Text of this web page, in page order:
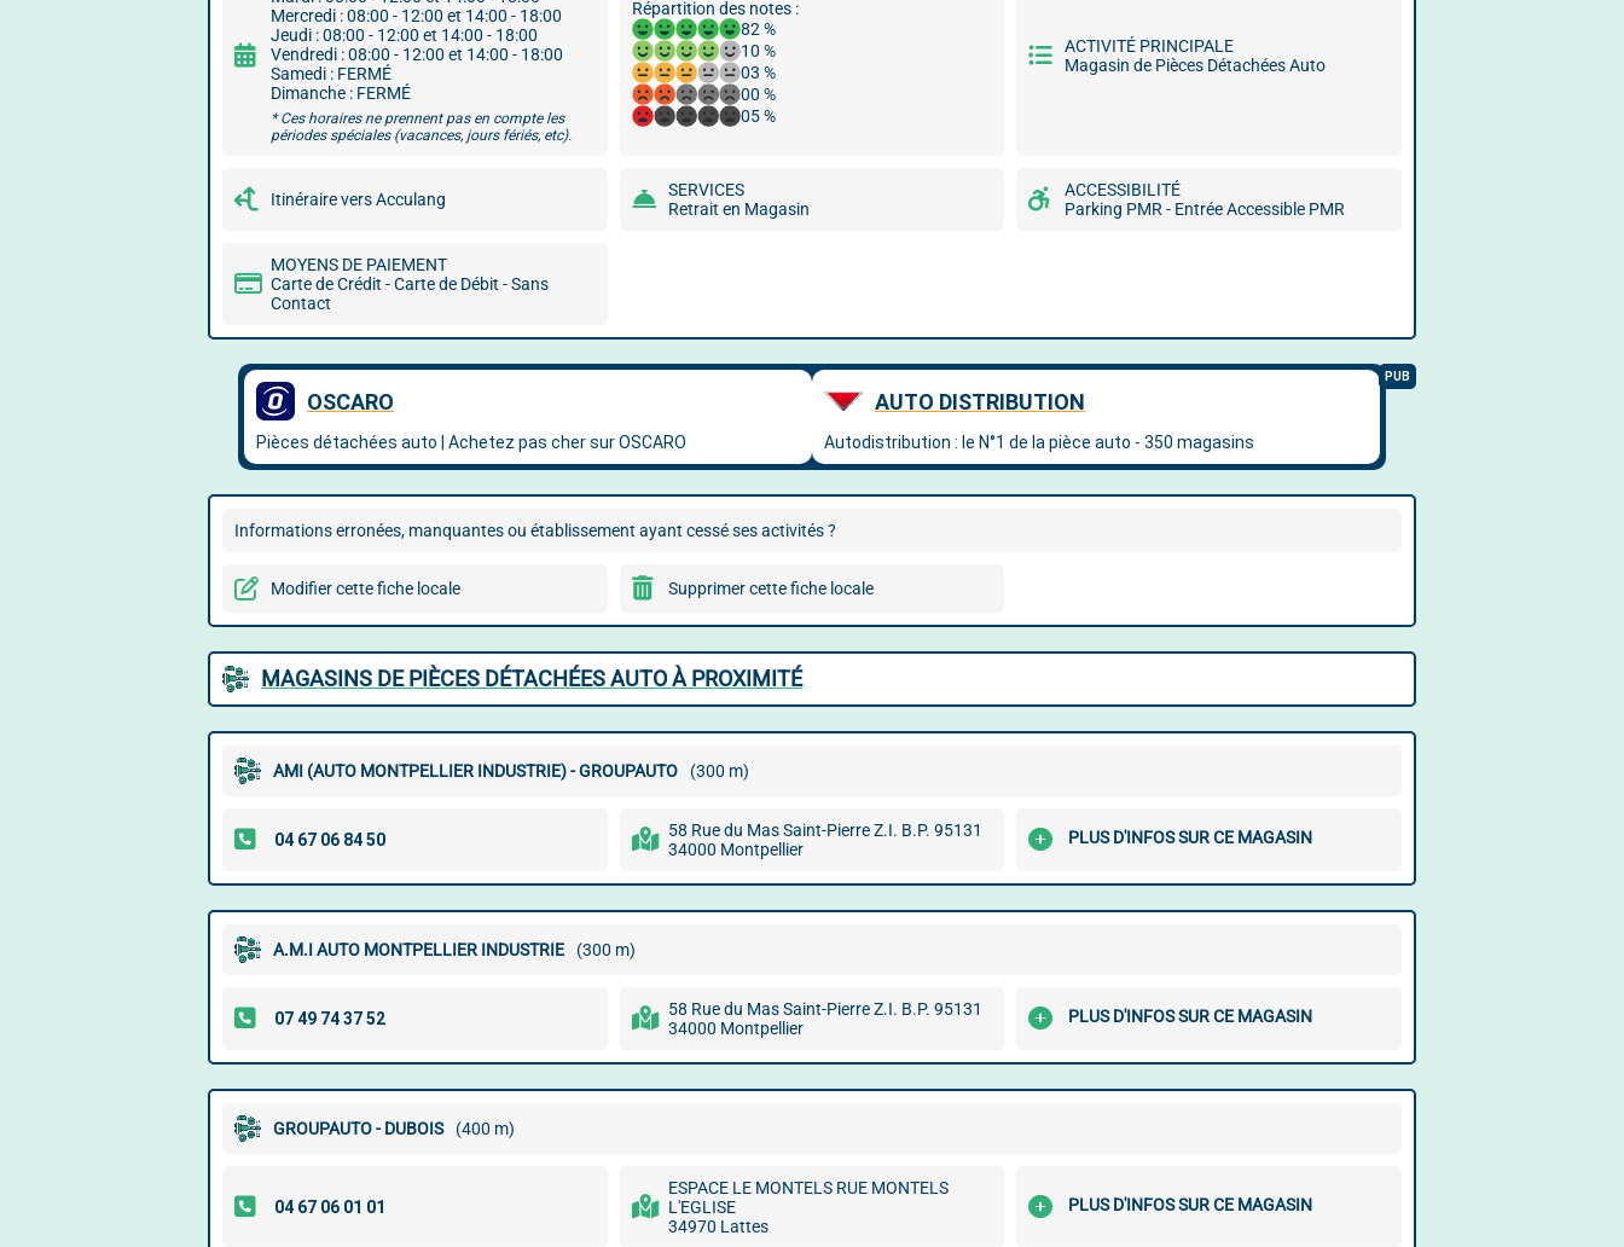
Mercredi : 08:00 - 12:00 et 14:00 - 18:00
Jeudi : 08:00 - 12:00 et 14:00 - 18:00
Vendredi : 08:00 - 12:00 et 14:00 - 18:00
Samedi : FERMÉ
Dimanche : FERMÉ
* Ces horaires ne prennent pas en compte les
périodes spéciales (vacances, jours fériés, etc).
Répartition des notes :
82 %
10 %
03 %
00 %
05 %
ACTIVITÉ PRINCIPALE
Magasin de Pièces Détachées Auto
Itinéraire vers Acculang
SERVICES
Retrait en Magasin
ACCESSIBILITÉ
Parking PMR - Entrée Accessible PMR
MOYENS DE PAIEMENT
Carte de Crédit - Carte de Débit - Sans
Contact
Informations erronées, manquantes ou établissement ayant cessé ses activités ?
Modifier cette fiche locale Supprimer cette fiche locale
MAGASINS DE PIÈCES DÉTACHÉES AUTO À PROXIMITÉ
AMI (AUTO MONTPELLIER INDUSTRIE) - GROUPAUTO (300 m)
58 Rue du Mas Saint-Pierre Z.I. B.P. 95131
34000 Montpellier
PLUS D'INFOS SUR CE MAGASIN
A.M.I AUTO MONTPELLIER INDUSTRIE (300 m)
58 Rue du Mas Saint-Pierre Z.I. B.P. 95131
34000 Montpellier
PLUS D'INFOS SUR CE MAGASIN
GROUPAUTO - DUBOIS (400 m)
ESPACE LE MONTELS RUE MONTELS
L'EGLISE
34970 Lattes
PLUS D'INFOS SUR CE MAGASIN